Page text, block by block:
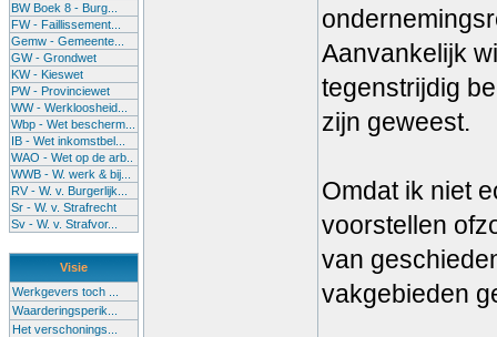
BW Boek 8 - Burg...
FW - Faillissement...
Gemw - Gemeente...
GW - Grondwet
KW - Kieswet
PW - Provinciewet
WW - Werkloosheid...
Wbp - Wet bescherm...
IB - Wet inkomstbel...
WAO - Wet op de arb..
WWB - W. werk & bij...
RV - W. v. Burgerlijk...
Sr - W. v. Strafrecht
Sv - W. v. Strafvor...
Visie
Werkgevers toch ...
Waarderingsperik...
Het verschonings...
Aanvankelijk
tegenstrijdig
zijn geweest.
Omdat ik niet
voorstellen
van
vakgebieden